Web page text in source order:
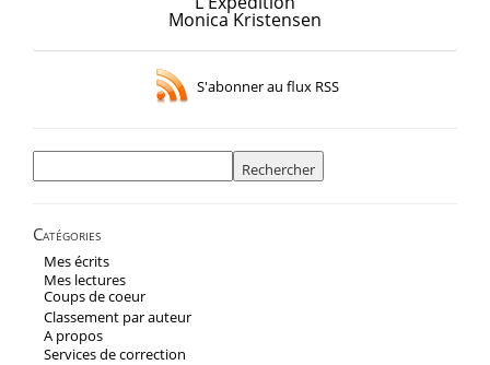
Monica Kristensen
S'abonner au flux RSS
Rechercher :
Catégories
Mes écrits
Mes lectures
Coups de coeur
Classement par auteur
A propos
Services de correction